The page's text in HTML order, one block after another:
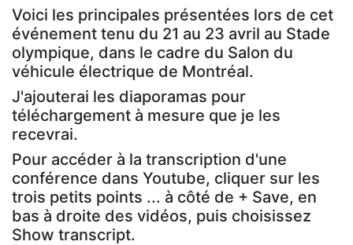
Voici les principales présentées lors de cet
événement tenu du 21 au 23 avril au Stade
olympique, dans le cadre du Salon du
véhicule électrique de Montréal.
J'ajouterai les diaporamas pour
téléchargement à mesure que je les
recevrai.
Pour accéder à la transcription d'une
conférence dans Youtube, cliquer sur les
trois petits points ... à côté de + Save, en
bas à droite des vidéos, puis choisissez
Show transcript.